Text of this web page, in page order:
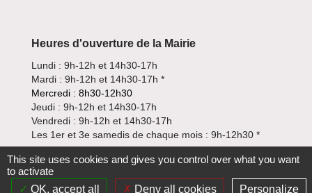
Heures d'ouverture de la Mairie
Lundi : 9h-12h et 14h30-17h
Mardi : 9h-12h et 14h30-17h *
Mercredi : 8h30-12h30
Jeudi : 9h-12h et 14h30-17h
Vendredi : 9h-12h et 14h30-17h
Les 1er et 3e samedis de chaque mois : 9h-12h30 *
*En guichet unique : enregistrement des demandes
uniquement à l'accueil
This site uses cookies and gives you control over what you want
to activate
OK, accept all
Deny all cookies Personalize